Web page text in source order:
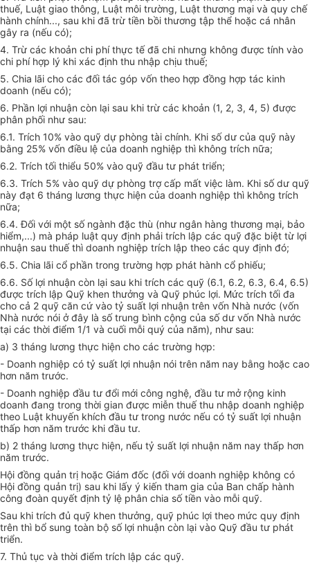
thuế, Luật giao thông, Luật môi trường, Luật thương mại và quy chế
hành chính..., sau khi đã trừ tiền bồi thương tập thể hoặc cá nhân
gây ra (nếu có);
4. Trừ các khoản chi phí thực tế đã chi nhưng không được tính vào
chi phí hợp lý khi xác định thu nhập chịu thuế;
5. Chia lãi cho các đối tác góp vốn theo hợp đồng hợp tác kinh
doanh (nếu có);
6. Phần lợi nhuận còn lại sau khi trừ các khoản (1, 2, 3, 4, 5) được
phân phối như sau:
6.1. Trích 10% vào quỹ dự phòng tài chính. Khi số dư của quỹ này
bằng 25% vốn điều lệ của doanh nghiệp thì không trích nữa;
6.2. Trích tối thiểu 50% vào quỹ đầu tư phát triển;
6.3. Trích 5% vào quỹ dự phòng trợ cấp mất việc làm. Khi số dư quỹ
này đạt 6 tháng lương thực hiện của doanh nghiệp thì không trích
nữa;
6.4. Đối với một số ngành đặc thù (như ngân hàng thương mại, bảo
hiểm,...) mà pháp luật quy định phải trích lập các quỹ đặc biệt từ lợi
nhuận sau thuế thì doanh nghiệp trích lập theo các quy định đó;
6.5. Chia lãi cổ phần trong trường hợp phát hành cổ phiếu;
6.6. Số lợi nhuận còn lại sau khi trích các quỹ (6.1, 6.2, 6.3, 6.4, 6.5)
được trích lập Quỹ khen thưởng và Quỹ phúc lợi. Mức trích tối đa
cho cả 2 quỹ căn cứ vào tỷ suất lợi nhuận trên vốn Nhà nước (vốn
Nhà nước nói ở đây là số trung bình cộng của số dư vốn Nhà nước
tại các thời điểm 1/1 và cuối mỗi quý của năm), như sau:
a) 3 tháng lương thực hiện cho các trường hợp:
- Doanh nghiệp có tỷ suất lợi nhuận nói trên năm nay bằng hoặc cao
hơn năm trước.
- Doanh nghiệp đầu tư đổi mới công nghệ, đầu tư mở rộng kinh
doanh đang trong thời gian được miễn thuế thu nhập doanh nghiệp
theo Luật khuyến khích đầu tư trong nước nếu có tỷ suất lợi nhuận
thấp hơn năm trước khi đầu tư.
b) 2 tháng lương thực hiện, nếu tỷ suất lợi nhuận năm nay thấp hơn
năm trước.
Hội đồng quản trị hoặc Giám đốc (đối với doanh nghiệp không có
Hội đồng quản trị) sau khi lấy ý kiến tham gia của Ban chấp hành
công đoàn quyết định tỷ lệ phân chia số tiền vào mỗi quỹ.
Sau khi trích đủ quỹ khen thưởng, quỹ phúc lợi theo mức quy định
trên thì bổ sung toàn bộ số lợi nhuận còn lại vào Quỹ đầu tư phát
triển.
7. Thủ tục và thời điểm trích lập các quỹ.